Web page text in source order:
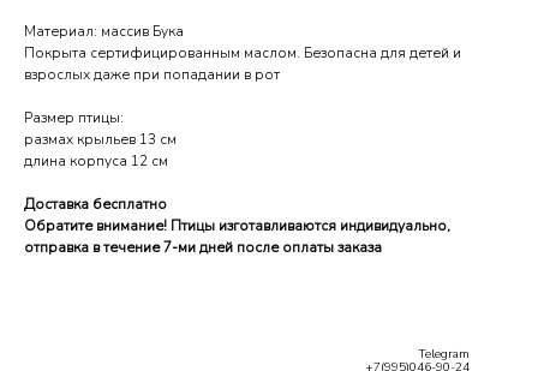
Материал: массив Бука
Покрыта сертифицированным маслом. Безопасна для детей и
взрослых даже при попадании в рот
Размер птицы:
размах крыльев 13 см
длина корпуса 12 см
Доставка бесплатно
Обратите внимание! Птицы изготавливаются индивидуально,
отправка в течение 7-ми дней после оплаты заказа
Telegram
+7(995)046-90-24